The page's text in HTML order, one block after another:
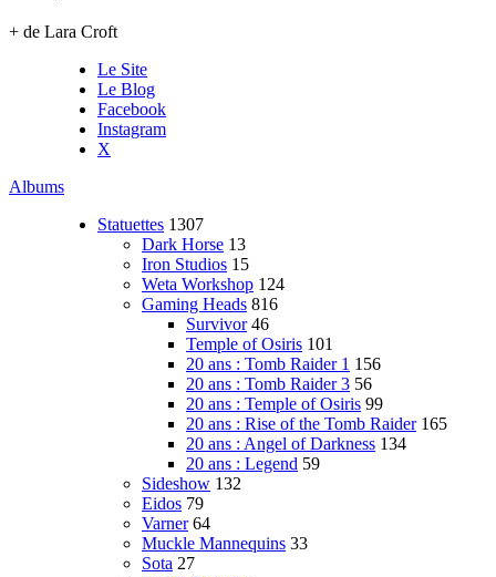
+ de Lara Croft
Le Site
Le Blog
Facebook
Instagram
X
Albums
Statuettes 1307
Dark Horse 13
Iron Studios 15
Weta Workshop 124
Gaming Heads 816
Survivor 46
Temple of Osiris 101
20 ans : Tomb Raider 1 156
20 ans : Tomb Raider 3 56
20 ans : Temple of Osiris 99
20 ans : Rise of the Tomb Raider 165
20 ans : Angel of Darkness 134
20 ans : Legend 59
Sideshow 132
Eidos 79
Varner 64
Muckle Mannequins 33
Sota 27